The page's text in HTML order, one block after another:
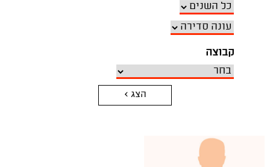
קבוצה
הצג >